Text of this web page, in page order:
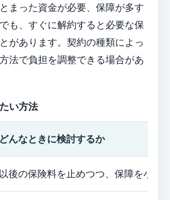
まった資金が必要、保障が多す
も、すぐに解約すると必要な保
があります。契約の種類によっ
法で負担を調整できる場合があ
い方法
どんなときに検討するか
以後の保険料を止めつつ、保障を小さ